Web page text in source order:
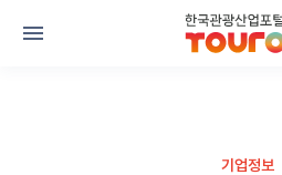
기업정보